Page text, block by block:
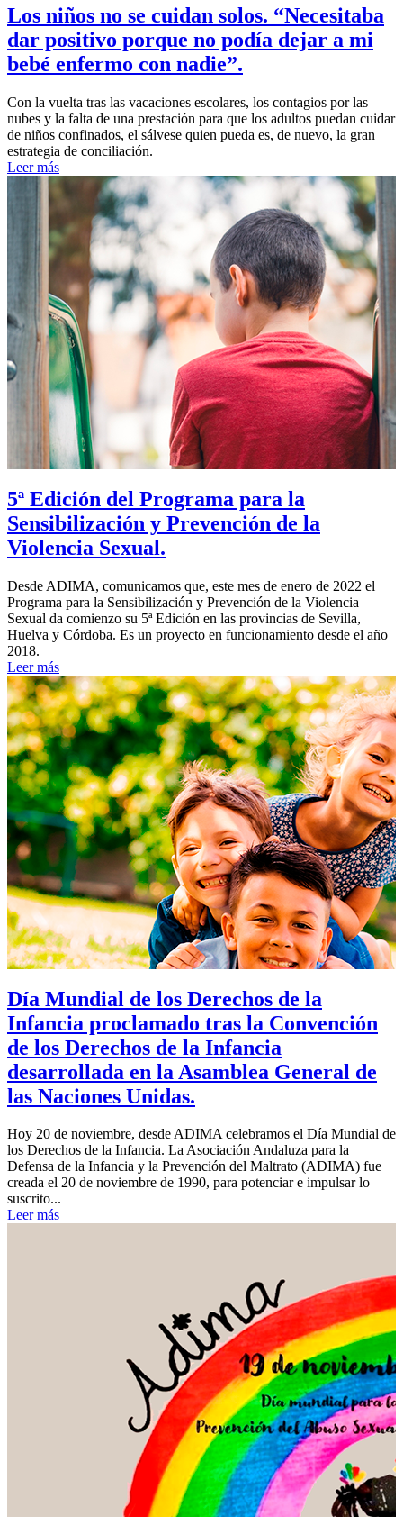
Los niños no se cuidan solos. “Necesitaba
dar positivo porque no podía dejar a mi
bebé enfermo con nadie”.
Con la vuelta tras las vacaciones escolares, los contagios por las
nubes y la falta de una prestación para que los adultos puedan cuidar
de niños confinados, el sálvese quien pueda es, de nuevo, la gran
estrategia de conciliación.
Leer más
5ª Edición del Programa para la
Sensibilización y Prevención de la
Violencia Sexual.
Desde ADIMA, comunicamos que, este mes de enero de 2022 el
Programa para la Sensibilización y Prevención de la Violencia
Sexual da comienzo su 5ª Edición en las provincias de Sevilla,
Huelva y Córdoba. Es un proyecto en funcionamiento desde el año
2018.
Leer más
Día Mundial de los Derechos de la
Infancia proclamado tras la Convención
de los Derechos de la Infancia
desarrollada en la Asamblea General de
las Naciones Unidas.
Hoy 20 de noviembre, desde ADIMA celebramos el Día Mundial de
los Derechos de la Infancia. La Asociación Andaluza para la
Defensa de la Infancia y la Prevención del Maltrato (ADIMA) fue
creada el 20 de noviembre de 1990, para potenciar e impulsar lo
suscrito...
Leer más